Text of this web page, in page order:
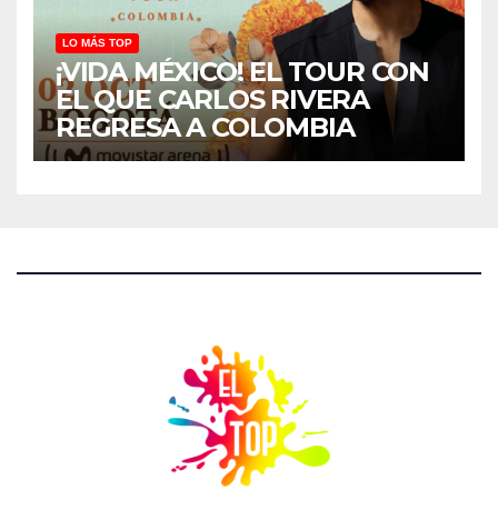
LO MÁS TOP
¡VIDA MÉXICO! EL TOUR CON
EL QUE CARLOS RIVERA
REGRESA A COLOMBIA